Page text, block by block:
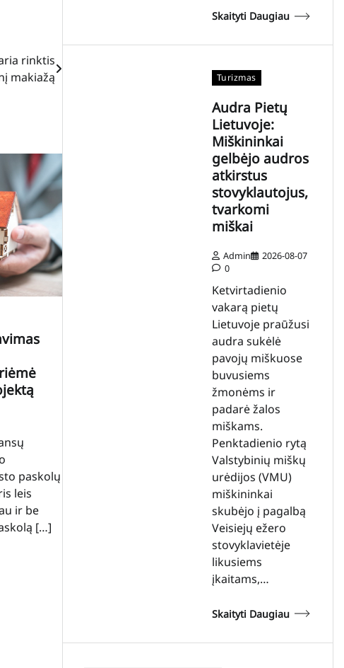
rinktis
makiažą
paskolų
leis
ir be
[…]
Skaityti Daugiau
Turizmas
Audra Pietų
Lietuvoje:
Miškininkai
gelbėjo audros
atkirstus
stovyklautojus,
tvarkomi
miškai
Admin
2026-08-07
0
Ketvirtadienio
vakarą pietų
Lietuvoje praūžusi
audra sukėlė
pavojų miškuose
buvusiems
žmonėms ir
padarė žalos
miškams.
Penktadienio rytą
Valstybinių miškų
urėdijos (VMU)
miškininkai
skubėjo į pagalbą
Veisiejų ežero
stovyklavietėje
likusiems
įkaitams,…
Skaityti Daugiau